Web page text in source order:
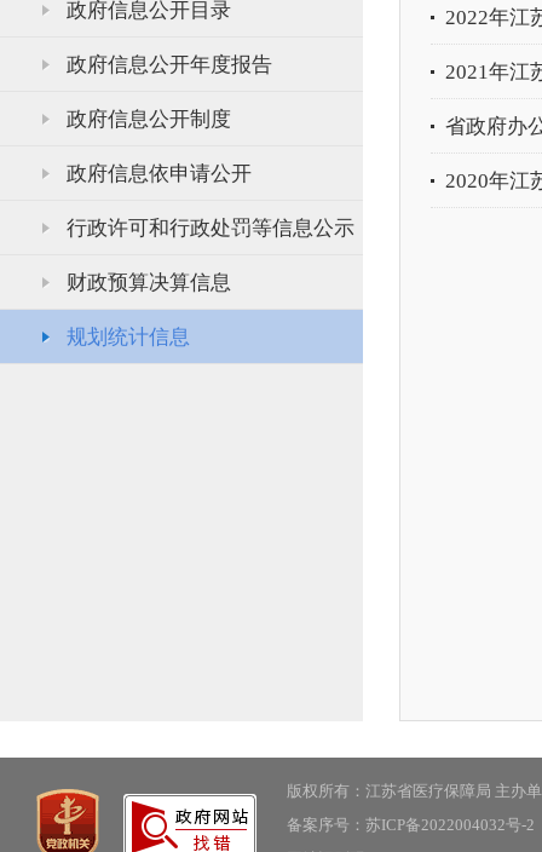
政府信息公开目录
政府信息公开年度报告
政府信息公开制度
政府信息依申请公开
行政许可和行政处罚等信息公示
财政预算决算信息
规划统计信息
2022年江
2021年江
省政府办
2020年江
版权所有：江苏省医疗保障局 主办
备案序号：苏ICP备2022004032号-2